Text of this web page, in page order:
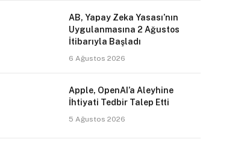
AB, Yapay Zeka Yasası’nın
Uygulanmasına 2 Ağustos
İtibarıyla Başladı
6 Ağustos 2026
Apple, OpenAI’a Aleyhine
İhtiyati Tedbir Talep Etti
5 Ağustos 2026